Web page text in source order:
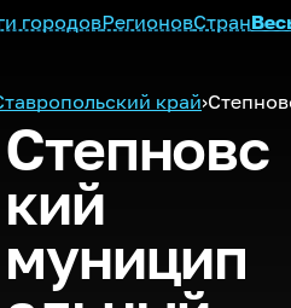
городовРегионовСтран
край›
Степновс
кий
муницип